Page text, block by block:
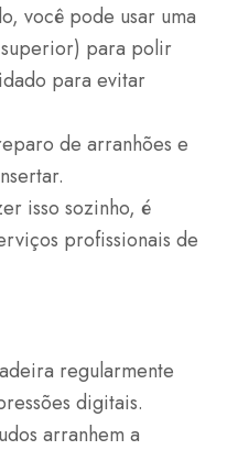
você pode usar uma
para polir
para evitar
de arranhões e
isso sozinho, é
profissionais de
regularmente
digitais.
arranhem a